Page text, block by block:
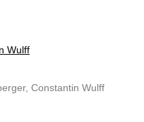
Wulff
Constantin Wulff